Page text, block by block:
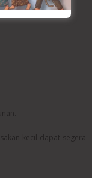
kecil dapat segera